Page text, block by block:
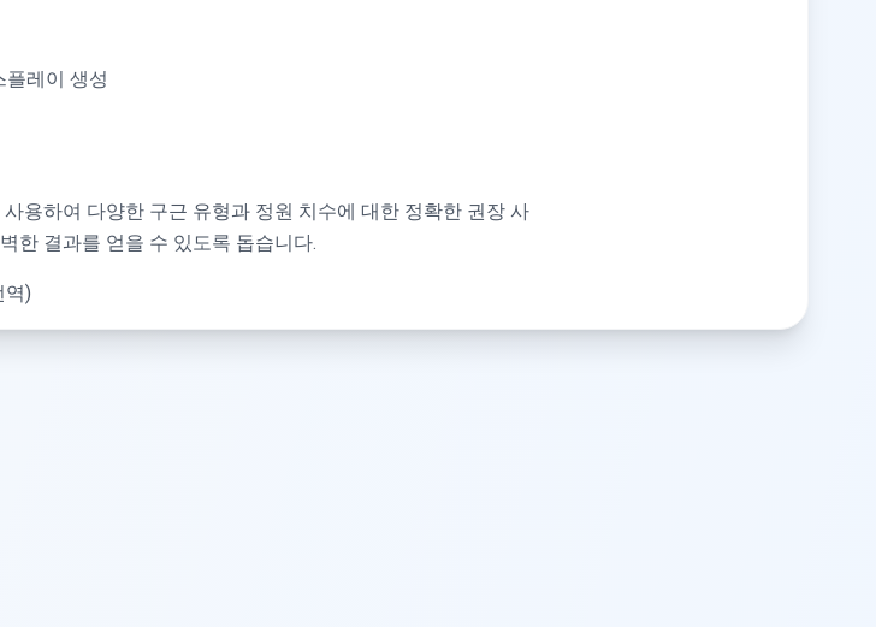
레이 생성
용하여 다양한 구근 유형과 정원 치수에 대한 정확한 권장 사
한 결과를 얻을 수 있도록 돕습니다.
역)